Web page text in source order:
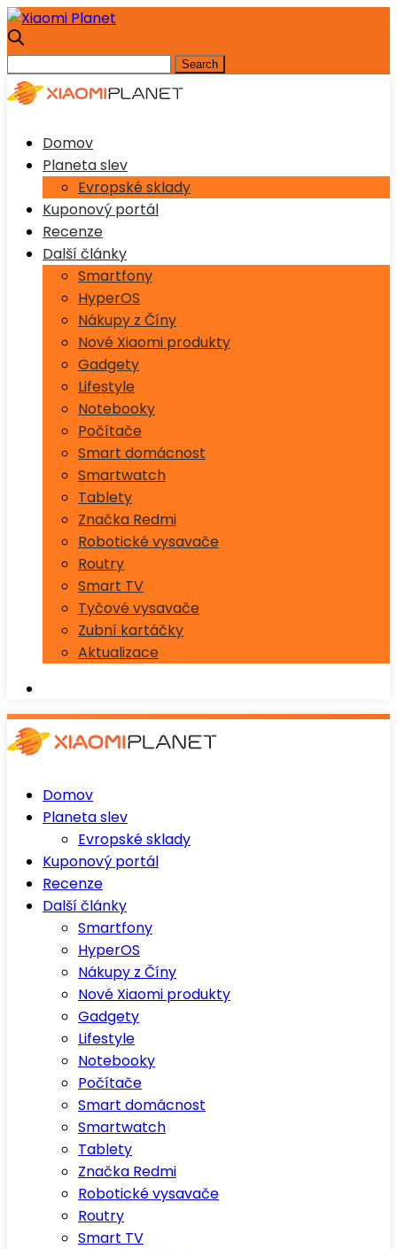
Domov
Planeta slev
Evropské sklady
Kuponový portál
Recenze
Další články
Smartfony
HyperOS
Nákupy z Číny
Nové Xiaomi produkty
Gadgety
Lifestyle
Notebooky
Počítače
Smart domácnost
Smartwatch
Tablety
Značka Redmi
Robotické vysavače
Routry
Smart TV
Tyčové vysavače
Zubní kartáčky
Aktualizace
Domov
Planeta slev
Evropské sklady
Kuponový portál
Recenze
Další články
Smartfony
HyperOS
Nákupy z Číny
Nové Xiaomi produkty
Gadgety
Lifestyle
Notebooky
Počítače
Smart domácnost
Smartwatch
Tablety
Značka Redmi
Robotické vysavače
Routry
Smart TV